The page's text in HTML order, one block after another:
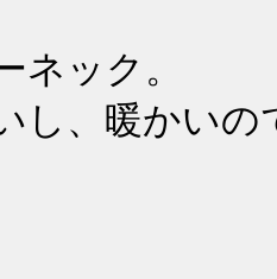
ネック。
し、暖かいの